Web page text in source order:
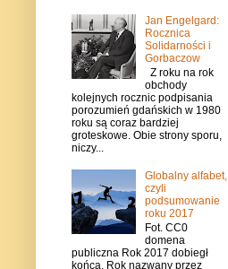
Jan Engelgard:
Rocznica
Solidarności i
Gorbaczow
Z roku na rok
obchody
kolejnych rocznic podpisania
porozumień gdańskich w 1980
roku są coraz bardziej
groteskowe. Obie strony sporu,
niczy...
Globalny alfabet,
czyli
podsumowanie
roku 2017
Fot. CC0
domena
publiczna Rok 2017 dobiegł
końca. Rok nazwany przez